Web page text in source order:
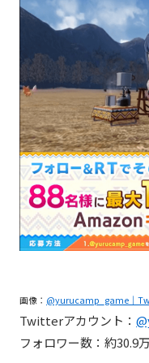
画像： @yurucamp_game｜
Twitterアカウント：
フォロワー数：約30.9